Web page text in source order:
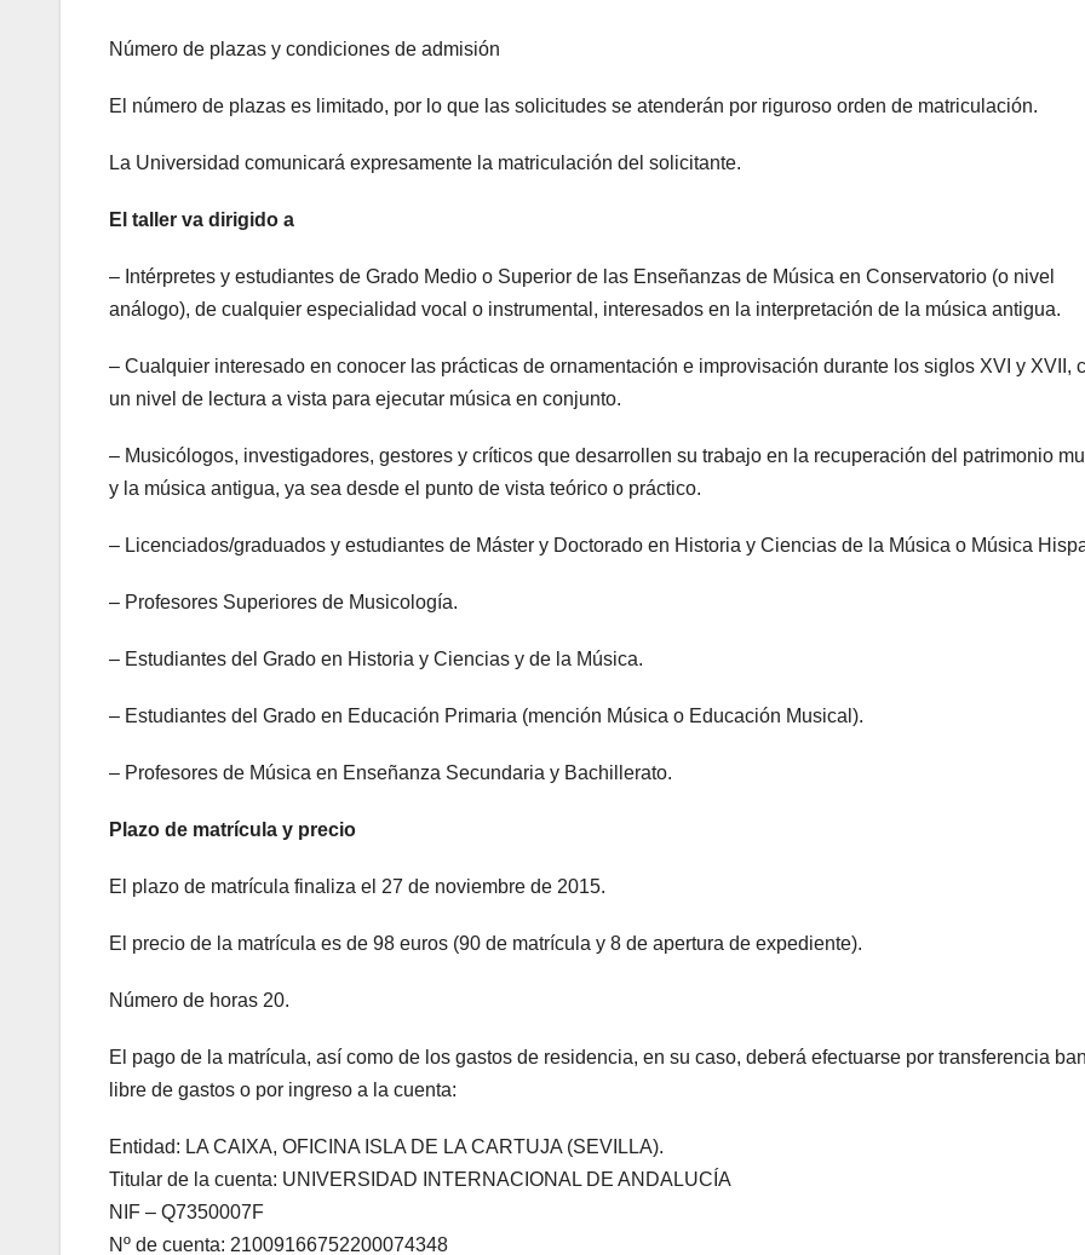
Número de plazas y condiciones de admisión
El número de plazas es limitado, por lo que las solicitudes se atenderán por riguroso orden de matriculación.
La Universidad comunicará expresamente la matriculación del solicitante.
El taller va dirigido a
– Intérpretes y estudiantes de Grado Medio o Superior de las Enseñanzas de Música en Conservatorio (o nivel
análogo), de cualquier especialidad vocal o instrumental, interesados en la interpretación de la música antigua.
– Cualquier interesado en conocer las prácticas de ornamentación e improvisación durante los siglos XVI y XVII,
un nivel de lectura a vista para ejecutar música en conjunto.
– Musicólogos, investigadores, gestores y críticos que desarrollen su trabajo en la recuperación del patrimonio
y la música antigua, ya sea desde el punto de vista teórico o práctico.
– Licenciados/graduados y estudiantes de Máster y Doctorado en Historia y Ciencias de la Música o Música
– Profesores Superiores de Musicología.
– Estudiantes del Grado en Historia y Ciencias y de la Música.
– Estudiantes del Grado en Educación Primaria (mención Música o Educación Musical).
– Profesores de Música en Enseñanza Secundaria y Bachillerato.
Plazo de matrícula y precio
El plazo de matrícula finaliza el 27 de noviembre de 2015.
El precio de la matrícula es de 98 euros (90 de matrícula y 8 de apertura de expediente).
Número de horas 20.
El pago de la matrícula, así como de los gastos de residencia, en su caso, deberá efectuarse por transferencia
libre de gastos o por ingreso a la cuenta:
Entidad: LA CAIXA, OFICINA ISLA DE LA CARTUJA (SEVILLA).
Titular de la cuenta: UNIVERSIDAD INTERNACIONAL DE ANDALUCÍA
NIF – Q7350007F
Nº de cuenta: 21009166752200074348